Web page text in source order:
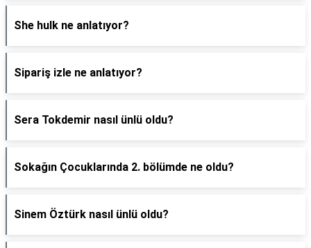
She hulk ne anlatıyor?
Sipariş izle ne anlatıyor?
Sera Tokdemir nasıl ünlü oldu?
Sokağın Çocuklarında 2. bölümde ne oldu?
Sinem Öztürk nasıl ünlü oldu?